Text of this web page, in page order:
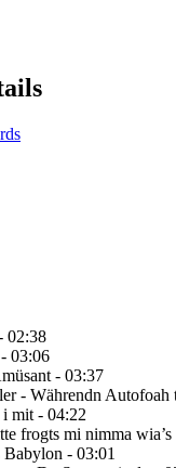
02:38
03:06
- 03:37
- Währendn Autofoah
mit - 04:22
frogts mi nimma wia’s
- 03:01